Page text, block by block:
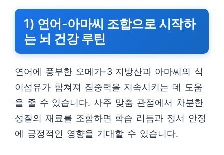
1) 연어-아마씨 조합으로 시작하
는 뇌 건강 루틴
연어에 풍부한 오메가-3 지방산과 아마씨의 식
이섬유가 합쳐져 집중력을 지속시키는 데 도움
을 줄 수 있습니다. 사주 맞춤 관점에서 차분한
성질의 재료를 조합하면 학습 리듬과 정서 안정
에 긍정적인 영향을 기대할 수 있습니다.